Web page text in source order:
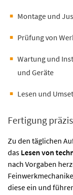
Montage und
Prüfung von
Wartung und
und Geräte
Lesen und
Fertigung
Zu den täglichen
das Lesen von
nach Vorgaben
diese ein und